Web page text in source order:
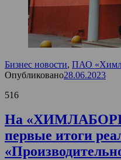
Бизнес новости, ПАО
Опубликовано28.06.2023
516
На
первые итоги